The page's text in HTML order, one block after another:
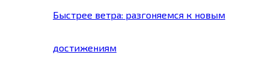
Быстрее ветра: разгоняемся к новым
достижениям